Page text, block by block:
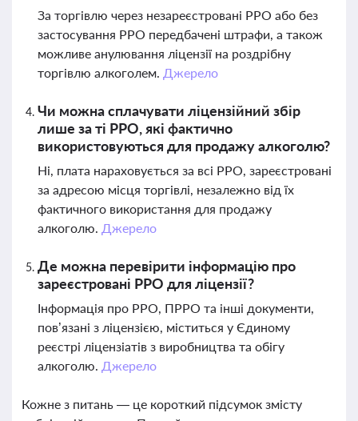
За торгівлю через незареєстровані РРО або без
застосування РРО передбачені штрафи, а також
можливе анулювання ліцензії на роздрібну
торгівлю алкоголем. Джерело
Чи можна сплачувати ліцензійний збір
лише за ті РРО, які фактично
використовуються для продажу алкоголю?
Ні, плата нараховується за всі РРО, зареєстровані
за адресою місця торгівлі, незалежно від їх
фактичного використання для продажу
алкоголю. Джерело
Де можна перевірити інформацію про
зареєстровані РРО для ліцензії?
Інформація про РРО, ПРРО та інші документи,
пов’язані з ліцензією, міститься у Єдиному
реєстрі ліцензіатів з виробництва та обігу
алкоголю. Джерело
Кожне з питань — це короткий підсумок змісту